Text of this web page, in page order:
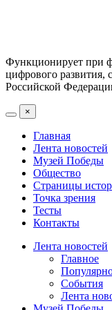
Функционирует при
цифрового развития,
Российской
×
Главная
Лента новостей
Музей Победы
Общество
Страницы
Точка зрения
Тесты
Контакты
Лента новостей
Главное
События
Лента